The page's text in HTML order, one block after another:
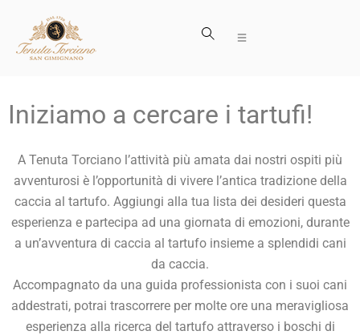
Iniziamo a cercare i tartufi!
A Tenuta Torciano l’attività più amata dai nostri ospiti più
avventurosi è l’opportunità di vivere l’antica tradizione della
caccia al tartufo. Aggiungi alla tua lista dei desideri questa
esperienza e partecipa ad una giornata di emozioni, durante
a un’avventura di caccia al tartufo insieme a splendidi cani
da caccia.
Accompagnato da una guida professionista con i suoi cani
addestrati, potrai trascorrere per molte ore una meravigliosa
esperienza alla ricerca del tartufo attraverso i boschi di